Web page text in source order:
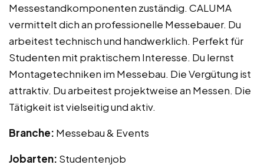
Messestandkomponenten zuständig. CALUMA
vermittelt dich an professionelle Messebauer. Du
arbeitest technisch und handwerklich. Perfekt für
Studenten mit praktischem Interesse. Du lernst
Montagetechniken im Messebau. Die Vergütung ist
attraktiv. Du arbeitest projektweise an Messen. Die
Tätigkeit ist vielseitig und aktiv.
Branche: Messebau & Events
Jobarten: Studentenjob